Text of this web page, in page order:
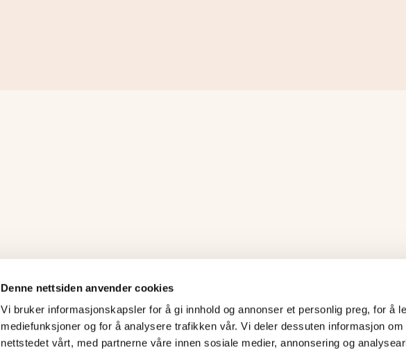
Denne nettsiden anvender cookies
Vi bruker informasjonskapsler for å gi innhold og annonser et personlig preg, for å
mediefunksjoner og for å analysere trafikken vår. Vi deler dessuten informasjon
nettstedet vårt, med partnerne våre innen sosiale medier, annonsering og